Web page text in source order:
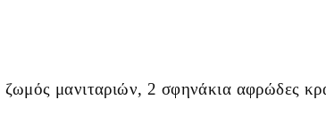
μανιταριών, 2 σφηνάκια αφρώδες